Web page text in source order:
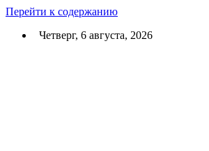
Перейти к содержанию
Четверг, 6 августа, 2026